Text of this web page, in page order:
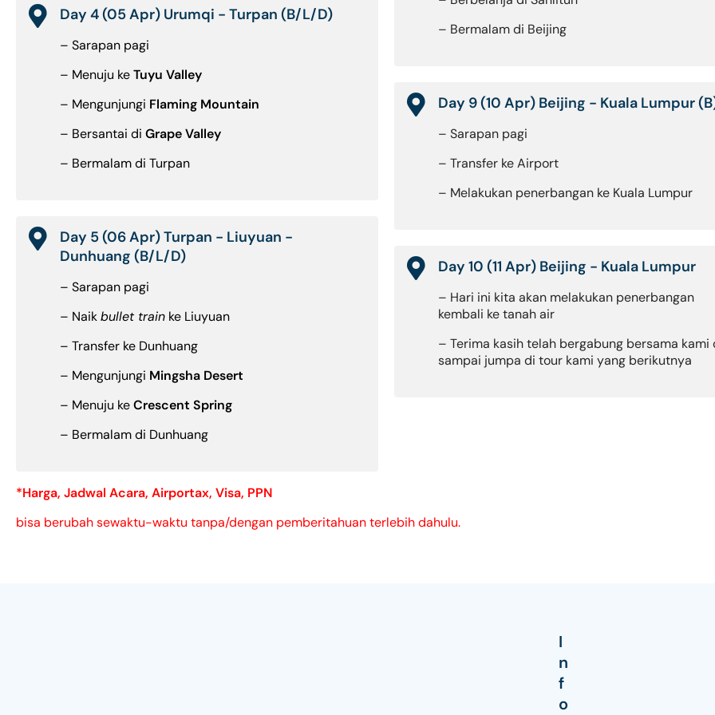
Day 4 (05 Apr) Urumqi - Turpan (B/L/D)
– Sarapan pagi
– Menuju keTuyu Valley
– Mengunjungi Flaming Mountain
– Bersantai di Grape Valley
– Bermalam di Turpan
Day 5 (06 Apr) Turpan - Liuyuan -
Dunhuang (B/L/D)
– Sarapan pagi
– Naikbullet train ke Liuyuan
– Transfer ke Dunhuang
– Mengunjungi Mingsha Desert
– Menuju keCrescent Spring
– Bermalam di Dunhuang
– Bermalam di Beijing
Day 9 (10 Apr) Beijing - Kuala Lumpur
– Sarapan pagi
– Transfer ke Airport
– Melakukan penerbangan ke Kuala Lumpur
Day 10 (11 Apr) Beijing - Kuala Lumpur
– Hari ini kita akan melakukan penerbangan
kembali ke tanah air
– Terima kasih telah bergabung bersama kami
sampai jumpa di tour kami yang berikutnya
*Harga, Jadwal Acara, Airportax, Visa, PPN
bisa berubah sewaktu-waktu tanpa/dengan pemberitahuan terlebih dahulu.
I
n
f
o